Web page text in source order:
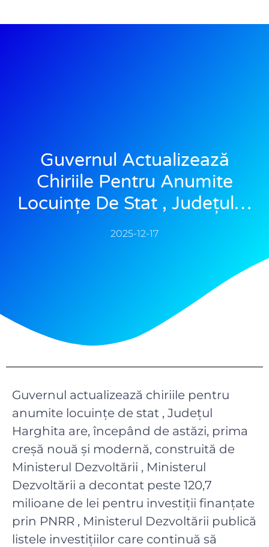
Guvernul Actualizează
Chiriile Pentru Anumite
Locuințe De Stat , Județul…
2025-12-17
Guvernul actualizează chiriile pentru
anumite locuințe de stat , Județul
Harghita are, începând de astăzi, prima
creșă nouă și modernă, construită de
Ministerul Dezvoltării , Ministerul
Dezvoltării a decontat peste 120,7
milioane de lei pentru investiții finanțate
prin PNRR , Ministerul Dezvoltării publică
listele investițiilor care continuă să